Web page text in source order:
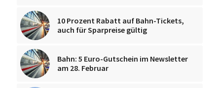
10 Prozent Rabatt auf Bahn-Tickets,
auch für Sparpreise gültig
Bahn: 5 Euro-Gutschein im Newsletter
am 28. Februar